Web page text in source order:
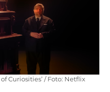
Curiosities’ / Foto: Netflix